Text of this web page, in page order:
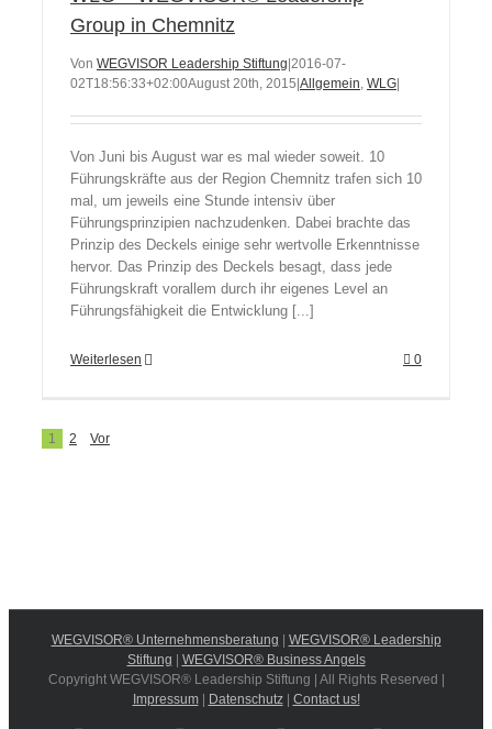
Group in Chemnitz
Von WEGVISOR Leadership Stiftung 2016-07-
02T18:56:33+02:00August 20th, 2015 Allgemein, WLG
Von Juni bis August war es mal wieder soweit. 10
Führungskräfte aus der Region Chemnitz trafen sich 10
mal, um jeweils eine Stunde intensiv über
Führungsprinzipien nachzudenken. Dabei brachte das
Prinzip des Deckels einige sehr wertvolle Erkenntnisse
hervor. Das Prinzip des Deckels besagt, dass jede
Führungskraft vorallem durch ihr eigenes Level an
Führungsfähigkeit die Entwicklung [...]
Weiterlesen 0
1 2 Vor
WEGVISOR® Unternehmensberatung
WEGVISOR® Leadership
Stiftung
WEGVISOR® Business Angels
Copyright WEGVISOR® Leadership Stiftung | All Rights Reserved |
Impressum| Datenschutz| Contact us!